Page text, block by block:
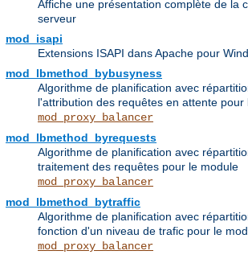
Affiche une présentation complète de la
serveur
mod_isapi
Extensions ISAPI dans Apache pour
mod_lbmethod_bybusyness
Algorithme de planification avec
l'attribution des requêtes en attente pour
mod_proxy_balancer
mod_lbmethod_byrequests
Algorithme de planification avec
traitement des requêtes pour le module
mod_proxy_balancer
mod_lbmethod_bytraffic
Algorithme de planification avec
fonction d'un niveau de trafic pour le
mod_proxy_balancer